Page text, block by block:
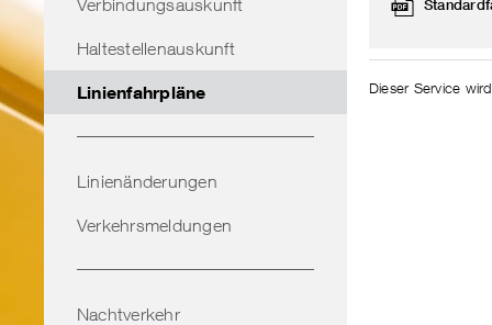
Verbindungsauskunft
Haltestellenauskunft
Linienfahrpläne
Linienänderungen
Verkehrsmeldungen
Nachtverkehr
Dieser Service